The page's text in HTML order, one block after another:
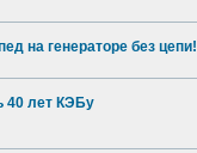
на генераторе без цепи!
40 лет КЭБу